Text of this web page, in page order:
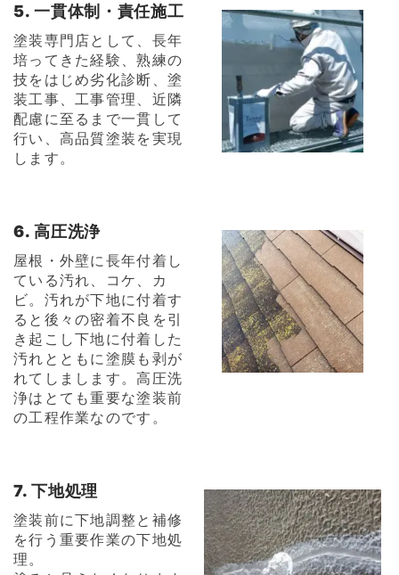
5. 一貫体制・責任施工
塗装専門店として、長年
培ってきた経験、熟練の
技をはじめ劣化診断、塗
装工事、工事管理、近隣
配慮に至るまで一貫して
行い、高品質塗装を実現
します。
6. 高圧洗浄
屋根・外壁に長年付着し
ている汚れ、コケ、カ
ビ。汚れが下地に付着す
ると後々の密着不良を引
き起こし下地に付着した
汚れとともに塗膜も剥が
れてしまします。高圧洗
浄はとても重要な塗装前
の工程作業なのです。
7. 下地処理
塗装前に下地調整と補修
を行う重要作業の下地処
理。